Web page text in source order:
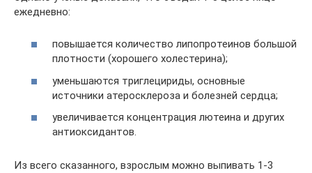
ежедневно:
повышается количество липопротеинов большой
плотности (хорошего холестерина);
уменьшаются триглецириды, основные
источники атеросклероза и болезней сердца;
увеличивается концентрация лютеина и других
антиоксидантов.
Из всего сказанного, взрослым можно выпивать 1-3